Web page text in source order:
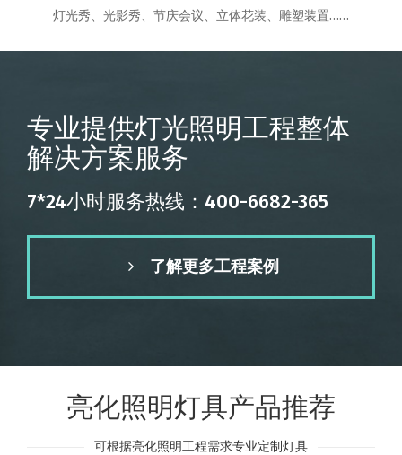
灯光秀、光影秀、节庆会议、立体花装、雕塑装置……
专业提供灯光照明工程整体
解决方案服务
7*24小时服务热线：400-6682-365
了解更多工程案例
亮化照明灯具产品推荐
可根据亮化照明工程需求专业定制灯具